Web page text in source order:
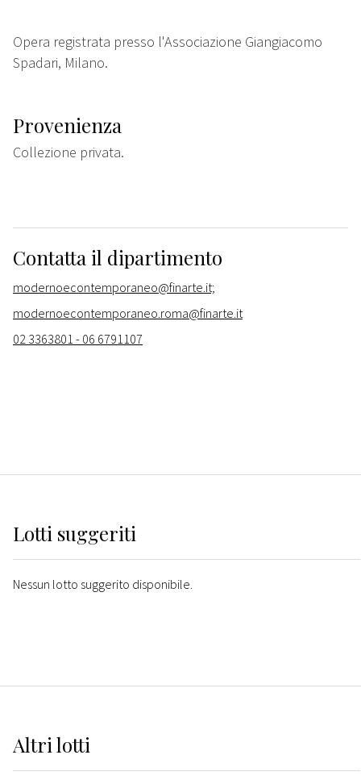
Opera registrata presso l'Associazione Giangiacomo
Spadari, Milano.
Provenienza
Collezione privata.
Contatta il dipartimento
modernoecontemporaneo@finarte.it;
modernoecontemporaneo.roma@finarte.it
02 3363801 - 06 6791107
Lotti suggeriti
Nessun lotto suggerito disponibile.
Altrilotti